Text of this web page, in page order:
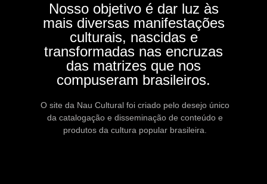
Nosso objetivo é dar luz às
mais diversas manifestações
culturais, nascidas e
transformadas nas encruzas
das matrizes que nos
compuseram brasileiros.
O site da Nau Cultural foi criado pelo desejo único
da catalogação e disseminação de conteúdo e
produtos da cultura popular brasileira.